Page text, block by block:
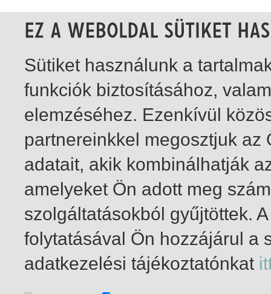
1-2 / total 2 hit
Sütiket használunk a
funkciók biztosításához,
elemzéséhez. Ezenkívül
partnereinkkel megosztjuk
adatait, akik kombinálhatják
amelyeket Ön adott meg
szolgáltatásokból gyűjtöttek.
folytatásával Ön hozzájárul a
adatkezelési tájékoztatónkat